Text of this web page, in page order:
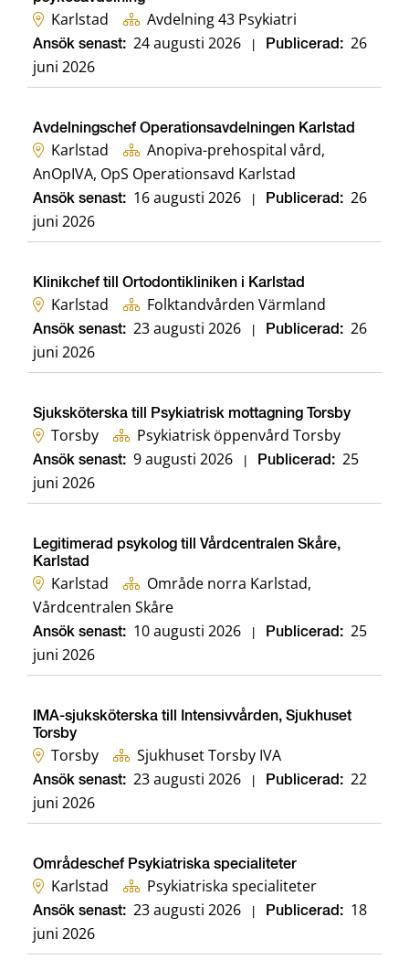
Karlstad Avdelning 43 Psykiatri
Ansök senast: 24 augusti 2026 Publicerad: 26
juni 2026
Avdelningschef Operationsavdelningen Karlstad
Karlstad
Anopiva-prehospital vård,
AnOpIVA, OpS Operationsavd Karlstad
Ansök senast: 16 augusti 2026 Publicerad: 26
juni 2026
Klinikchef till Ortodontikliniken i Karlstad
Karlstad Folktandvården Värmland
Ansök senast: 23 augusti 2026 Publicerad: 26
juni 2026
Sjuksköterska till Psykiatrisk mottagning Torsby
Torsby Psykiatrisk öppenvård Torsby
Ansök senast: 9 augusti 2026 Publicerad: 25
juni 2026
Legitimerad psykolog till Vårdcentralen Skåre,
Karlstad
Karlstad
Område norra Karlstad,
Vårdcentralen Skåre
Ansök senast: 10 augusti 2026 Publicerad: 25
juni 2026
IMA-sjuksköterska till Intensivvården, Sjukhuset
Torsby
Torsby Sjukhuset Torsby IVA
Ansök senast: 23 augusti 2026 Publicerad: 22
juni 2026
Områdeschef Psykiatriska specialiteter
Karlstad Psykiatriska specialiteter
Ansök senast: 23 augusti 2026 Publicerad: 18
juni 2026